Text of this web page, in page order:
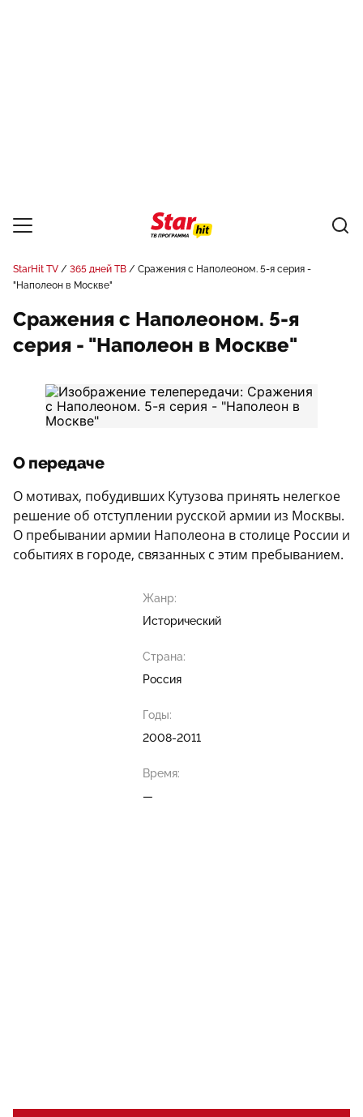
StarHit TV 365 дней ТВ
Сражения с Наполеоном. 5-я серия -
"Наполеон в Москве"
Сражения с Наполеоном. 5-я
серия - "Наполеон в Москве"
О передаче
О мотивах, побудивших Кутузова принять нелегкое
решение об отступлении русской армии из Москвы.
О пребывании армии Наполеона в столице России и
событиях в городе, связанных с этим пребыванием.
Жанр:
Исторический
Страна:
Россия
Годы:
2008-2011
Время:
—